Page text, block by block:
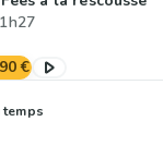
1h27
€